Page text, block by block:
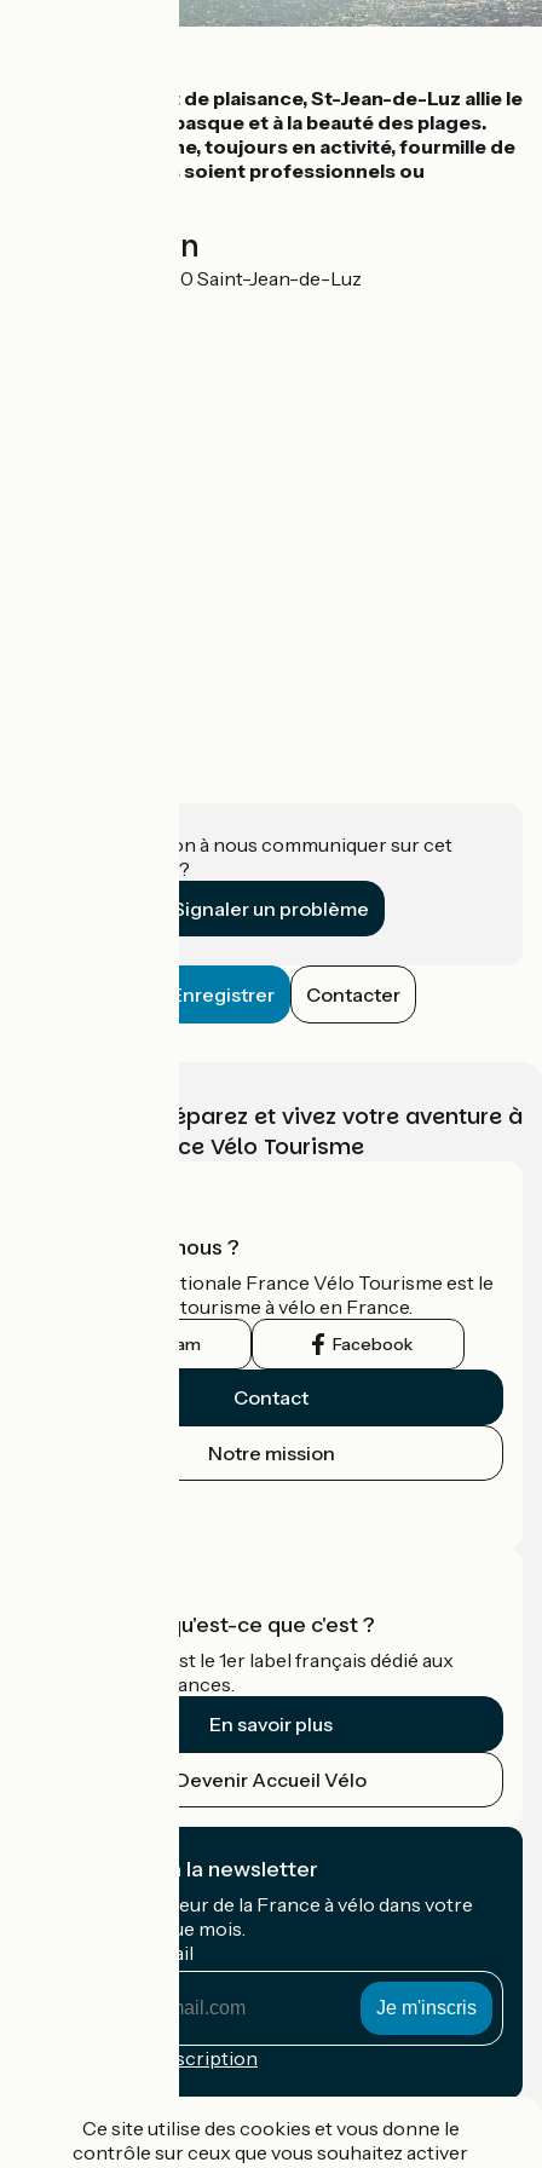
Port de pêche et de plaisance, St-Jean-de-Luz allie le
charme du Pays basque et à la beauté des plages.
Son port de pêche, toujours en activité, fourmille de
pêcheurs, qus'ils soient professionnels ou
Localisation
Rue Mazarin 64500 Saint-Jean-de-Luz
Une information à nous communiquer sur cet
établissement ?
Signaler un problème
Enregistrer Contacter
Choisissez, préparez et vivez votre aventure à
vélo avec France Vélo Tourisme
Qui sommes-nous ?
L'association nationale France Vélo Tourisme est le
guide officiel du tourisme à vélo en France.
Instagram Facebook
Contact
Notre mission
Accueil Vélo qu'est-ce que c'est ?
Accueil Vélo c'est le 1er label français dédié aux
cyclistes en vacances.
En savoir plus
Devenir Accueil Vélo
Je m'abonne à la newsletter
Recevez le meilleur de la France à vélo dans votre
boîte mail chaque mois.
Mon adresse mail
Conditions d'inscription
Ce site utilise des cookies et vous donne le
contrôle sur ceux que vous souhaitez activer